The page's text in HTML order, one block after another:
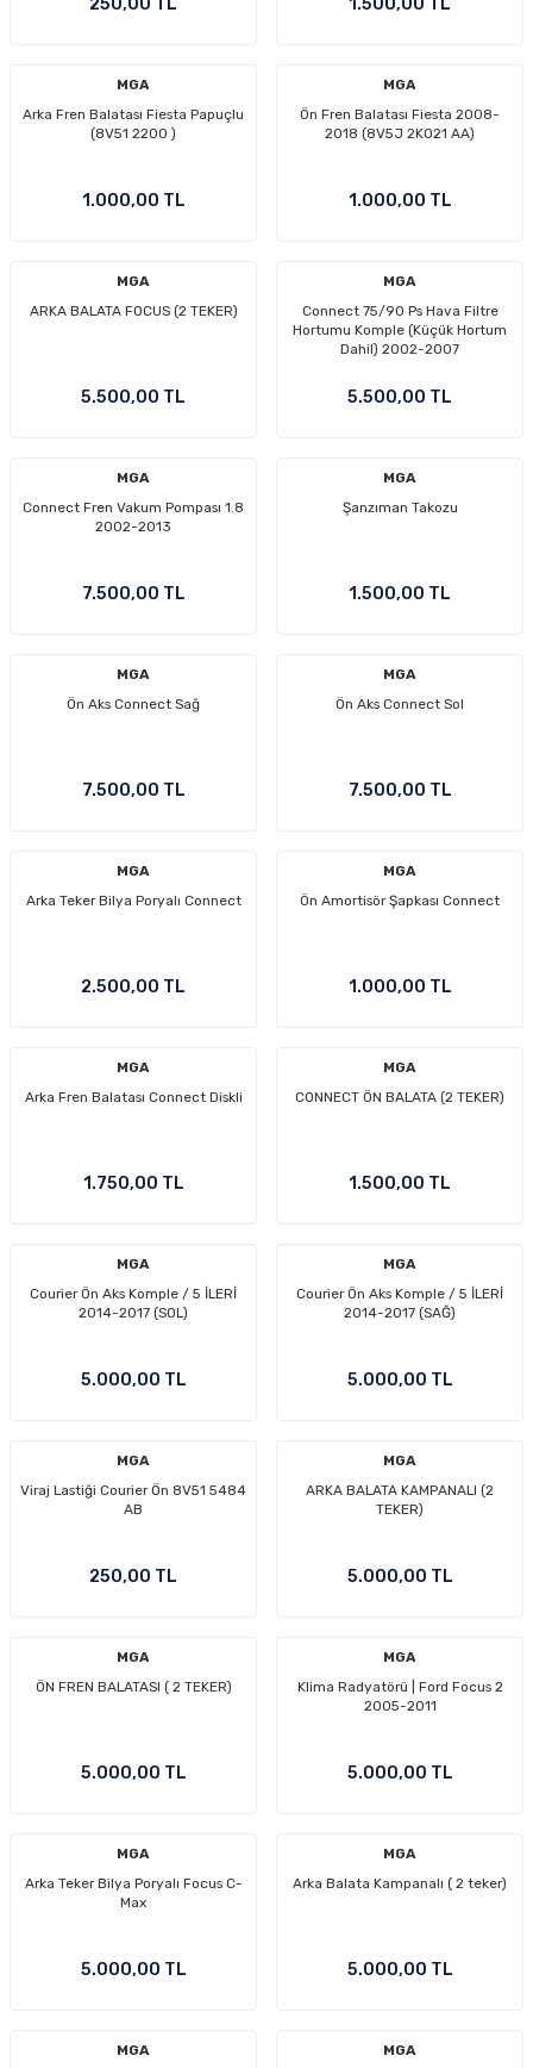
MGA
Arka Fren Balatası Fiesta Papuçlu
(8V51 2200 )
1.000,00 TL
MGA
Ön Fren Balatası Fiesta 2008-
2018 (8V5J 2K021 AA)
1.000,00 TL
MGA
ARKA BALATA FOCUS (2 TEKER)
5.500,00 TL
MGA
Connect 75/90 Ps Hava Filtre
Hortumu Komple (Küçük Hortum
Dahil) 2002-2007
5.500,00 TL
MGA
Connect Fren Vakum Pompası 1.8
2002-2013
7.500,00 TL
MGA
Şanzıman Takozu
1.500,00 TL
MGA
Ön Aks Connect Sağ
7.500,00 TL
MGA
Ön Aks Connect Sol
7.500,00 TL
MGA
Arka Teker Bilya Poryalı Connect
2.500,00 TL
MGA
Ön Amortisör Şapkası Connect
1.000,00 TL
MGA
Arka Fren Balatası Connect Diskli
1.750,00 TL
MGA
CONNECT ÖN BALATA (2 TEKER)
1.500,00 TL
MGA
Courier Ön Aks Komple / 5 İLERİ
2014-2017 (SOL)
5.000,00 TL
MGA
Courier Ön Aks Komple / 5 İLERİ
2014-2017 (SAĞ)
5.000,00 TL
MGA
Viraj Lastiği Courier Ön 8V51 5484
AB
250,00 TL
MGA
ARKA BALATA KAMPANALI (2
TEKER)
5.000,00 TL
MGA
ÖN FREN BALATASI ( 2 TEKER)
5.000,00 TL
MGA
Klima Radyatörü | Ford Focus 2
2005-2011
5.000,00 TL
MGA
Arka Teker Bilya Poryalı Focus C-
Max
5.000,00 TL
MGA
Arka Balata Kampanalı ( 2 teker)
5.000,00 TL
MGA
MGA